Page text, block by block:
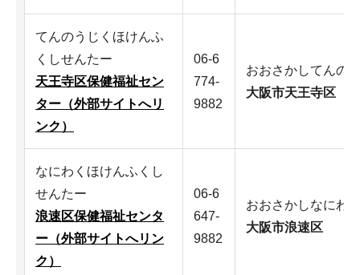
てんのうじくほけんふ
くしせんたー
天王寺区保健福祉セン
ター（外部サイトへリ
ンク）
06-6
774-
9882
おおさかしてんの
大阪市天王寺区
なにわくほけんふくし
せんたー
浪速区保健福祉センタ
ー（外部サイトへリン
ク）
06-6
647-
9882
おおさかしなにわ
大阪市浪速区